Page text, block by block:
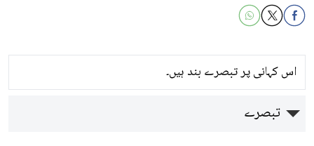
اس کہانی پر تبصرے بند ہیں۔
تبصرے